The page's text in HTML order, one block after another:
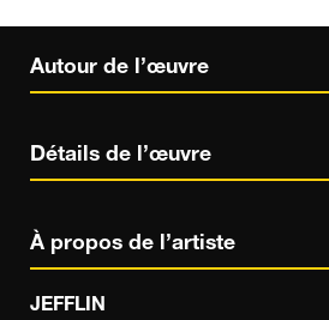
Autour de l’œuvre
Détails de l’œuvre
À propos de l’artiste
JEFFLIN